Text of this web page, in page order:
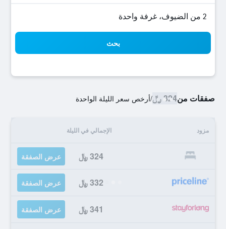
2 من الضيوف، غرفة واحدة
بحث
صفقات من324 ﷼ /أرخص سعر الليلة الواحدة
مزود الإجمالي في الليلة
324 ﷼ عرض الصفقة
332 ﷼ عرض الصفقة
341 ﷼ عرض الصفقة